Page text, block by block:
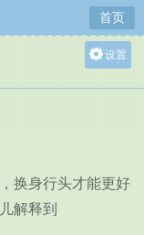
首页
设置
换身行头才能更好
解释到